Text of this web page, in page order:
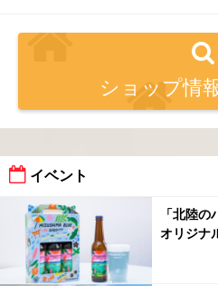
ショップ情
イベント
「北陸
オリジナ